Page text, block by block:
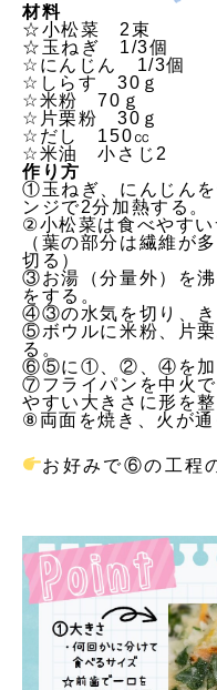
材料
☆小松菜　2束
☆玉ねぎ　1/3個
☆にんじん　1/3個
☆しらす　30ｇ
☆米粉　70ｇ
☆片栗粉　30ｇ
☆だし　150㏄
☆米油　小さじ2
作り方
①玉ねぎ、にんじん
ンジで2分加熱する。
②小松菜は食べやすい
（葉の部分は繊維が
切る）
③お湯（分量外）を
をする。
④③の水気を切り、き
⑤ボウルに米粉、片栗
る。
⑥⑤に①、②、④を加
⑦フライパンを中火
やすい大きさに形を
⑧両面を焼き、火が通
お好みで⑥の工程